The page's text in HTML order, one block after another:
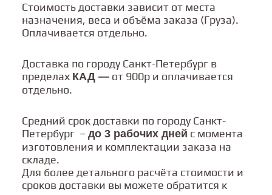
Стоимость доставки зависит от места
назначения, веса и объёма заказа (Груза).
Оплачиваетcя отдельно.
Доставка по городу Санкт-Петербург в
пределах КАД — от 900р и оплачивается
отдельно.
Средний срок доставки по городу Санкт-
Петербург – до 3 рабочих дней с момента
изготовления и комплектации заказа на
складе.
Для более детального расчёта стоимости и
сроков доставки вы можете обратится к